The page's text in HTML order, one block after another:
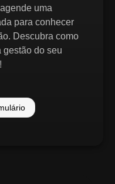
uma
para conhecer
Descubra como
gestão do seu